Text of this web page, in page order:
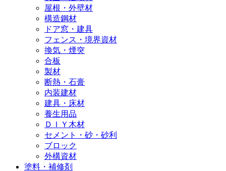
屋根・外壁材
構造鋼材
ドア窓・建具
フェンス・境界資材
換気・煙突
合板
製材
断熱・石膏
内装建材
建具・床材
養生用品
ＤＩＹ木材
セメント・砂・砂利
ブロック
外構資材
塗料・補修剤